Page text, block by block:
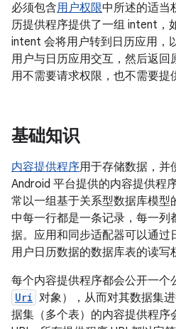
必须包含用户权限中所述的适当
历提供程序提供了一组 intent，
intent 会将用户转到日历应用，
用户与日历应用交互，然后返
用不需要请求权限，也不需要提
基础知识
内容提供程序用于存储数据，并
Android 平台提供的内容提供程
常以一组基于关系型数据库模型
中每一行都是一条记录，每一列
据。应用和同步适配器可以通过
用户日历数据的数据库表的读写
每个内容提供程序都会公开一个
Uri 对象），从而对其数据集
据集（多个表）的内容提供程序